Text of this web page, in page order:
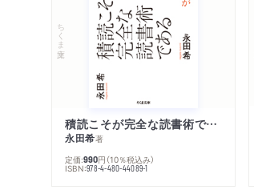
ちくま文庫
積読こそが完全な読書術である
永田希著
定価:990円 （10％税込み）
ISBN:978-4-480-44089-1